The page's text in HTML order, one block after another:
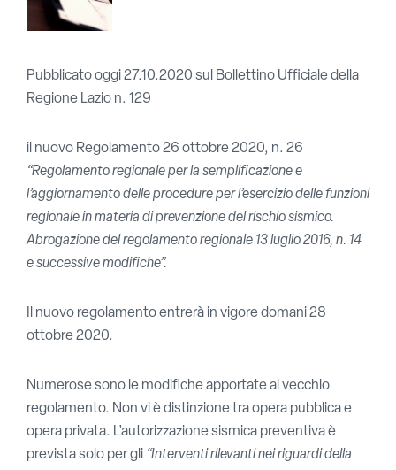
Pubblicato oggi 27.10.2020 sul Bollettino Ufficiale della
Regione Lazio n. 129
il nuovo Regolamento 26 ottobre 2020, n. 26
“Regolamento regionale per la semplificazione e
l’aggiornamento delle procedure per l’esercizio delle funzioni
regionale in materia di prevenzione del rischio sismico.
Abrogazione del regolamento regionale 13 luglio 2016, n. 14
e successive modifiche”.
Il nuovo regolamento entrerà in vigore domani 28
ottobre 2020.
Numerose sono le modifiche apportate al vecchio
regolamento. Non vi è distinzione tra opera pubblica e
opera privata. L’autorizzazione sismica preventiva è
prevista solo per gli “Interventi rilevanti nei riguardi della